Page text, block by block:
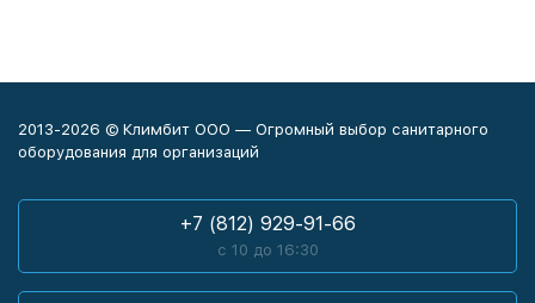
2013-2026 © Климбит ООО — Огромный выбор санитарного
оборудования для организаций
+7 (812) 929-91-66
с 10 до 16:30